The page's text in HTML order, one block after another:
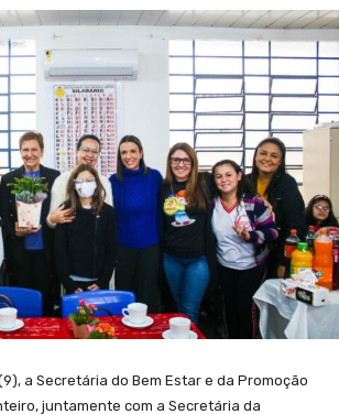
a Secretária do Bem Estar e da Promoção
juntamente com a Secretária da